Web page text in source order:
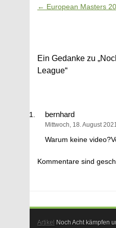
Artikel-Navigation
← European Masters
Ein Gedanke zu „
League“
bernhard
Mittwoch, 18. August
Warum keine
Kommentare sind
Artikel Noch Acht kämpfen